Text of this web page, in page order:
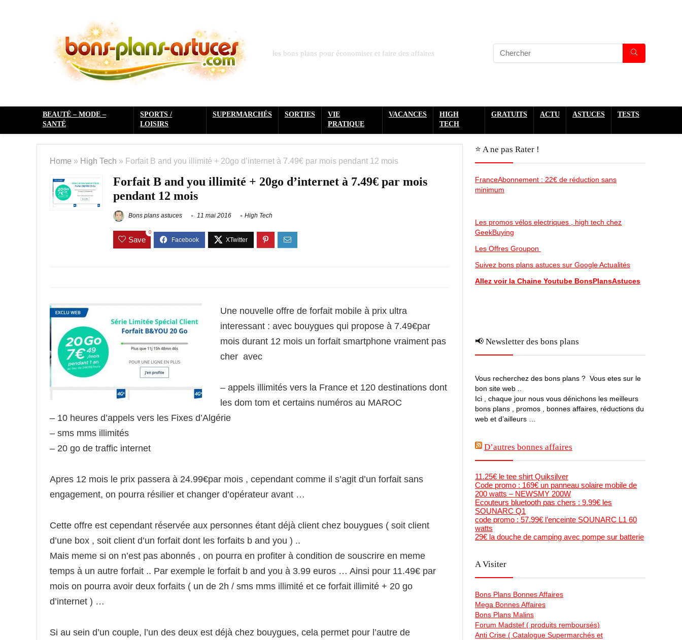
les bons plans pour économiser et faire des affaires
BEAUTÉ – MODE –
SANTÉ
SPORTS /
LOISIRS
SUPERMARCHÉS SORTIES
VIE
PRATIQUE
VACANCES
HIGH
TECH
GRATUITS ACTU ASTUCES TESTS
Home » High Tech » Forfait B and you illimité + 20go d’internet à 7.49€ par mois pendant 12 mois
Forfait B and you illimité + 20go d’internet à 7.49€ par mois
pendant 12 mois
Bons plans astuces 11 mai 2016 High Tech
Save
0
Une nouvelle offre de forfait mobile à prix ultra
interessant : avec bouygues qui propose à 7.49€par
mois durant 12 mois un forfait smartphone vraiment pas
cher avec
– appels illimités vers la France et 120 destinations dont
les dom tom et certains numéros au MAROC
– 10 heures d’appels vers les Fixes d’Algérie
– sms mms illimités
– 20 go de traffic internet
Apres 12 mois le prix passera à 24.99€par mois , cependant comme il s’agit d’un forfait sans
engagement, on pourra résilier et changer d’opérateur avant …
Cette offre est cependant réservée aux personnes étant déjà client chez bouygues ( soit client
d’une box , soit client d’un forfait dont les forfaits b and you ) ..
Mais meme si on n’est pas abonnés , on pourra en profiter à condition de souscrire en meme
temps à un autre forfait .. Par exemple le forfait b and you à 3.99 euros … Ainsi pour 11.49€ par
mois on pourra avoir deux forfaits ( un de 2h / sms mms illimité et ce forfait illimité + 20 go
d’internet ) …
Si au sein d’un couple, l’un des deux est déjà chez bouygues, cela permet pour l’autre de
⭐️ A ne pas Rater !
FranceAbonnement : 22€ de réduction sans
minimum
Les promos vélos electriques , high tech chez
GeekBuying
Les Offres Groupon
Suivez bons plans astuces sur Google Actualités
Allez voir la Chaine Youtube BonsPlansAstuces
📢 Newsletter des bons plans
Vous recherchez des bons plans ? Vous etes sur le
bon site web ..
Ici , chaque jour nous vous dénichons les meilleurs
bons plans , promos , bonnes affaires, réductions du
web et d’ailleurs …
D’autres bonnes affaires
11.25€ le tee shirt Quiksilver
Code promo : 169€ un panneau solaire mobile de
200 watts – NEWSMY 200W
Ecouteurs bluetooth pas chers : 9.99€ les
SOUNARC Q1
code promo : 57.99€ l’enceinte SOUNARC L1 60
watts
29€ la douche de camping avec pompe sur batterie
A Visiter
Bons Plans Bonnes Affaires
Mega Bonnes Affaires
Bons Plans Malins
Forum Madstef ( produits remboursés)
Anti Crise ( Catalogue Supermarchés et